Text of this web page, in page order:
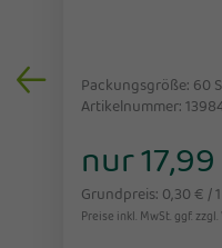
Packungsgröße: 60
Artikelnummer:
nur
Grundpreis: 0,30 € /
Preise inkl. MwSt. ggf. zzgl.